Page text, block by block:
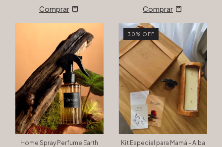
Home Spray Perfume Earth
30% OFF
Kit Especial para Mamá - Alba